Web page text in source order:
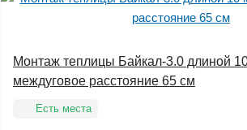
Монтаж теплицы Байкал-3.0 длиной
междуговое расстояние 65 см
Есть места